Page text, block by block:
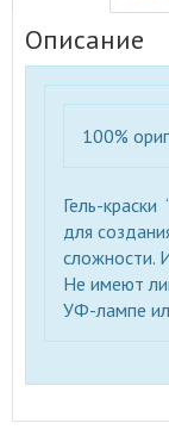
Описание
100%
Гель-
для
сложности.
Не имеют
УФ-лампе